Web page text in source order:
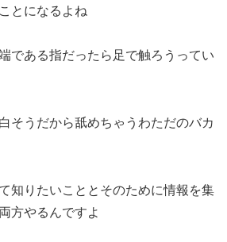
とになるよね
である指だったら足で触ろうってい
そうだから舐めちゃうわただのバカ
知りたいこととそのために情報を集
方やるんですよ